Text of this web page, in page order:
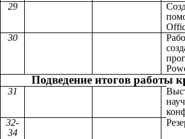
29
30
Подведение итогов работы
31
32-
34